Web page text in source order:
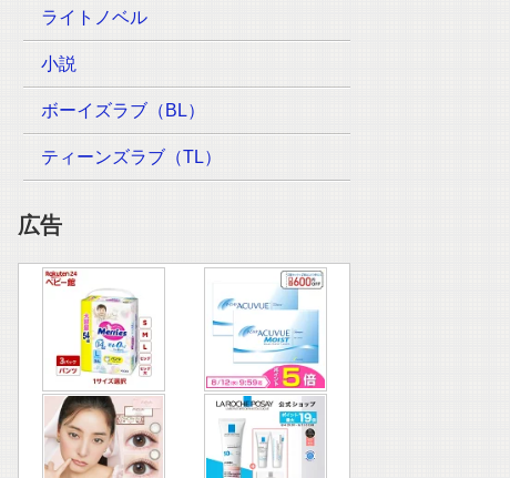
ライトノベル
小説
ボーイズラブ（BL）
ティーンズラブ（TL）
広告